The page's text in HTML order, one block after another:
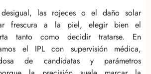
las rojeces o el daño solar
frescura a la piel, elegir bien el
tanto como decidir tratarse. En
el IPL con supervisión médica,
de candidatas y parámetros